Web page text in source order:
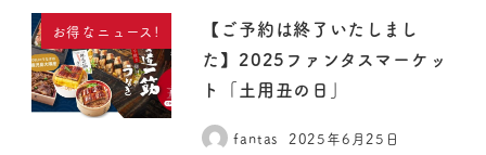
お得なニュース!
【ご予約は終了いたしまし
た】2025ファンタスマーケッ
ト「土用丑の日」
fantas 2025年6月25日